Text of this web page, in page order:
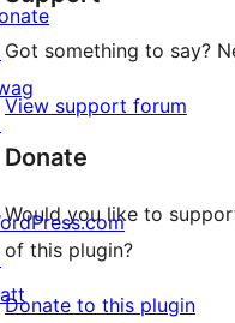
Got something to say?
View support forum
Donate
Would you like to
of this plugin?
Donate to this plugin